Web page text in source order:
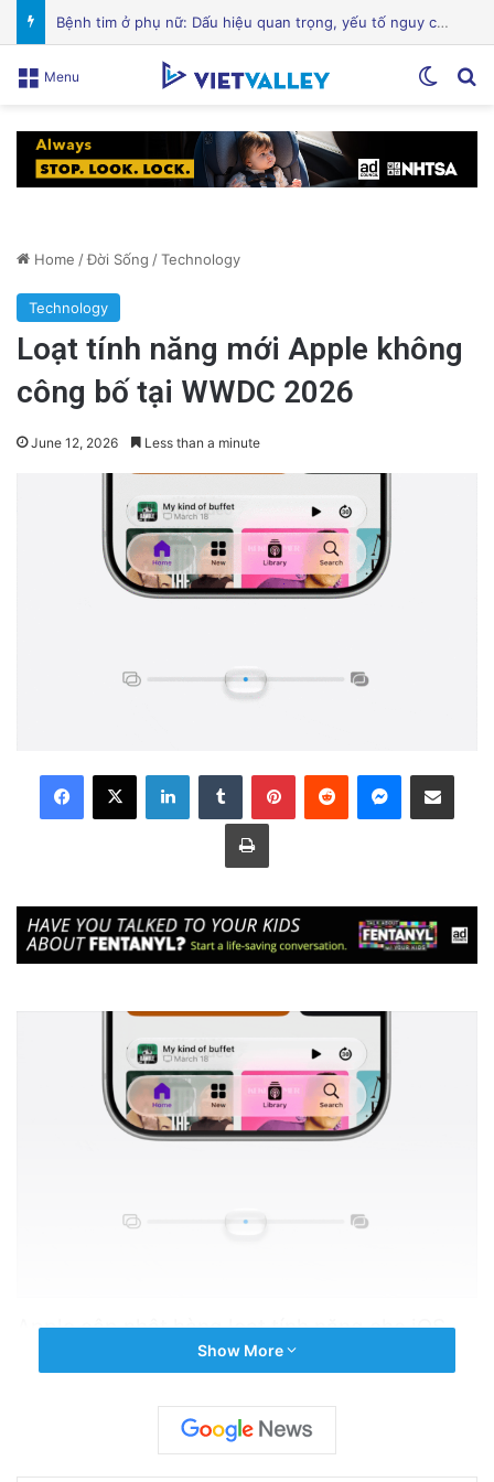
Hành Trình Trở Về: Thi Thể ‘Giày Xanh’ Sau 30 Năm Trên Đỉnh Everest
Menu
Home /Đời Sống /Technology
Technology
Loạt tính năng mới Apple không
công bố tại WWDC 2026
June 12, 2026 Less than a minute
LinkedInTumblr PinterestReddit Messenger
Share via Email
Print
Apple cập nhật hàng loạt tính năng cho iOS
27, iPadOS 27, macOS 27, watchOS 27 và
visionOS 27, nhiều trong số chúng không được
Show More